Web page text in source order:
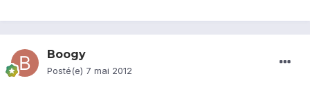
Boogy
Posté(e) 7 mai 2012